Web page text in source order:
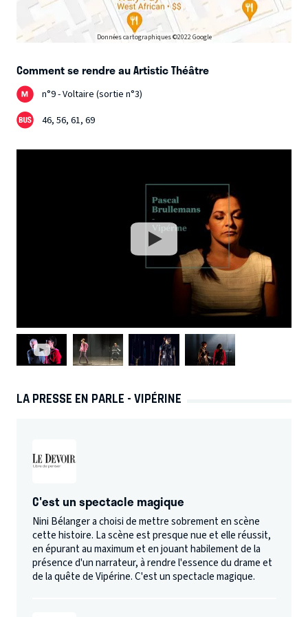
Données cartographiques ©2022 Google
Comment se rendre au Artistic Théâtre
n°9 - Voltaire (sortie n°3)
46, 56, 61, 69
LA PRESSE EN PARLE - VIPÉRINE
C'est un spectacle magique
Nini Bélanger a choisi de mettre sobrement en scène
cette histoire. La scène est presque nue et elle réussit,
en épurant au maximum et en jouant habilement de la
présence d'un narrateur, à rendre l'essence du drame et
de la quête de Vipérine. C'est un spectacle magique.